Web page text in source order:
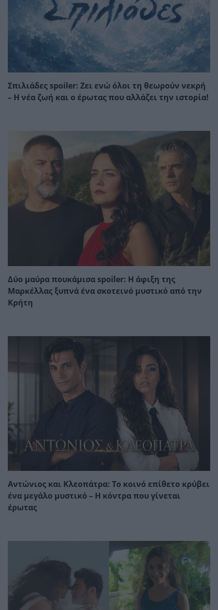
Σπιλιάδες spoiler: Ζει ενώ όλοι τη θεωρούν νεκρή
– Η νέα ζωή και ο έρωτας που αλλάζει την ιστορία!
Δύο μαύρα πουκάμισα spoiler: Η άφιξη της
Μαρκέλλας ξυπνά ένα σκοτεινό μυστικό από την
Κρήτη
Αντώνιος και Κλεοπάτρα: Το κοινό επίθετο κρύβει
ένα μεγάλο μυστικό – Η κόντρα που γίνεται
έρωτας